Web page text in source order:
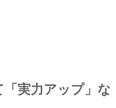
「実力アップ」な